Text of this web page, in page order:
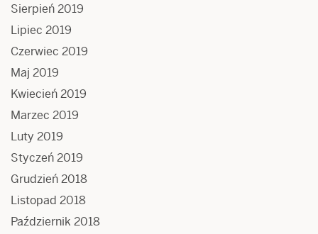
Sierpień 2019
Lipiec 2019
Czerwiec 2019
Maj 2019
Kwiecień 2019
Marzec 2019
Luty 2019
Styczeń 2019
Grudzień 2018
Listopad 2018
Październik 2018